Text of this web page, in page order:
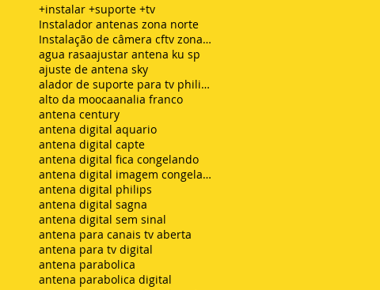
+instalar +suporte +tv
Instalador antenas zona norte
Instalação de câmera cftv zona leste sp
agua rasaajustar antena ku sp
ajuste de antena sky
alador de suporte para tv philips
alto da moocaanalia franco
antena century
antena digital aquario
antena digital capte
antena digital fica congelando
antena digital imagem congelando
antena digital philips
antena digital sagna
antena digital sem sinal
antena para canais tv aberta
antena para tv digital
antena parabolica
antena parabolica digital